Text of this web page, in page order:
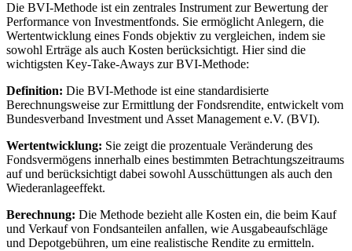
Die BVI-Methode ist ein zentrales Instrument zur Bewertung der
Performance von Investmentfonds. Sie ermöglicht Anlegern, die
Wertentwicklung eines Fonds objektiv zu vergleichen, indem sie
sowohl Erträge als auch Kosten berücksichtigt. Hier sind die
wichtigsten Key-Take-Aways zur BVI-Methode:
Definition: Die BVI-Methode ist eine standardisierte
Berechnungsweise zur Ermittlung der Fondsrendite, entwickelt vom
Bundesverband Investment und Asset Management e.V. (BVI).
Wertentwicklung: Sie zeigt die prozentuale Veränderung des
Fondsvermögens innerhalb eines bestimmten Betrachtungszeitraums
auf und berücksichtigt dabei sowohl Ausschüttungen als auch den
Wiederanlageeffekt.
Berechnung: Die Methode bezieht alle Kosten ein, die beim Kauf
und Verkauf von Fondsanteilen anfallen, wie Ausgabeaufschläge
und Depotgebühren, um eine realistische Rendite zu ermitteln.